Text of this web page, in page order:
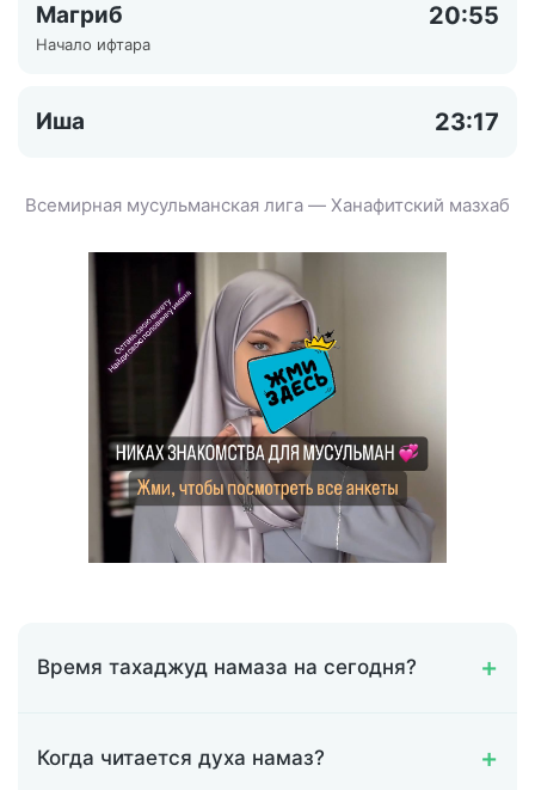
Магриб 20:55
Начало ифтара
Иша 23:17
Всемирная мусульманская лига — Ханафитский мазхаб
Время тахаджуд намаза на сегодня?
Когда читается духа намаз?